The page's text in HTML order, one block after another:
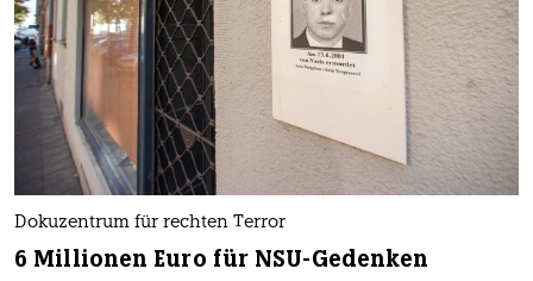
Dokuzentrum für rechten Terror
6 Millionen Euro für NSU-Gedenken